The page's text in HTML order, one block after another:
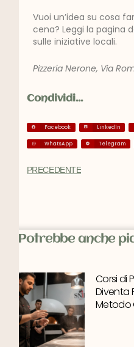
Vuoi un’idea su cosa
cena? Leggi la pagina
sulle iniziative locali.
Pizzeria Nerone, Via
Condividi...
Facebook LinkedIn
WhatsApp Telegram
PRECEDENTE
Potrebbe anche
Corsi di
Diventa
Metodo